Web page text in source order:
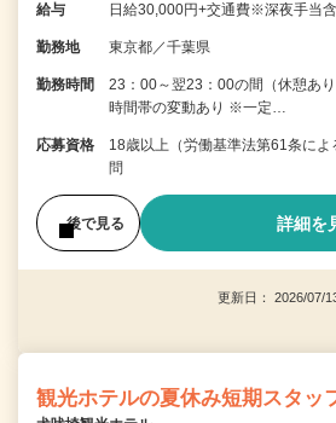
給与 日給30,000円+交通費※深夜手当
勤務地 東京都／千葉県
勤務時間
23：00～翌23：00の間（休憩あ
時間帯の変動あり ※一定…
応募資格
18歳以上（労働基準法第61条に
問
後で見る 詳細を
更新日： 2026/07/
観光ホテルの夏休み短期スタッ